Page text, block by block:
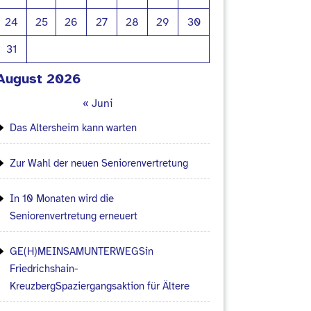
2026
24
25 26 27 28 29
30
31
« Juni
Das Altersheim kann warten
Zur Wahl der neuen Seniorenvertretung
In 10 Monaten wird die
Seniorenvertretung erneuert
GE(H)MEINSAMUNTERWEGSin
Friedrichshain-
KreuzbergSpaziergangsaktion für Ältere